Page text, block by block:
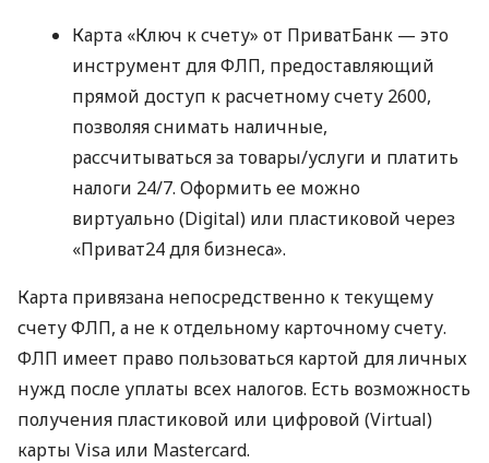
Карта «Ключ к счету» от ПриватБанк — это
инструмент для ФЛП, предоставляющий
прямой доступ к расчетному счету 2600,
позволяя снимать наличные,
рассчитываться за товары/услуги и платить
налоги 24/7. Оформить ее можно
виртуально (Digital) или пластиковой через
«Приват24 для бизнеса».
Карта привязана непосредственно к текущему
счету ФЛП, а не к отдельному карточному счету.
ФЛП имеет право пользоваться картой для личных
нужд после уплаты всех налогов. Есть возможность
получения пластиковой или цифровой (Virtual)
карты Visa или Mastercard.